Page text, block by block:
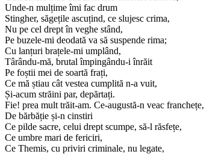
Unde-n mulțime îmi fac drum
Stingher, săgețile ascuțind, ce slujesc crima,
Nu pe cel drept în veghe stând,
Pe buzele-mi deodată va să suspende rima;
Cu lanțuri brațele-mi umplând,
Târându-mă, brutal împingându-i înrăit
Pe foștii mei de soartă frați,
Ce mă știau cât vestea cumplită n-a vuit,
Și-acum străini par, depărtați.
Fie! prea mult trăit-am. Ce-augustă-n veac franchețe,
De bărbăție și-n cinstiri
Ce pilde sacre, celui drept scumpe, să-l răsfețe,
Ce umbre mari de fericiri,
Ce Themis, cu priviri criminale, nu legate,